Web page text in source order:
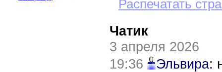
Распечатать
Чатик
3 апреля 2026
19:36
Эльвира: